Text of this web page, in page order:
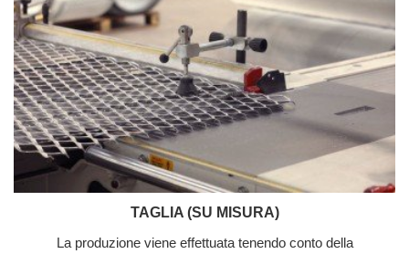
TAGLIA (SU MISURA)
La produzione viene effettuata tenendo conto della